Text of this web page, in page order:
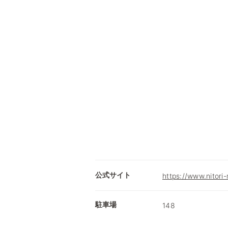
公式サイト https://
駐車場 148